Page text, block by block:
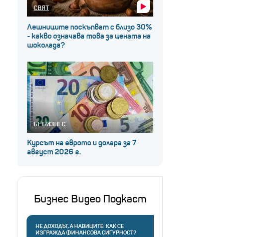
СВЯТ
Лешниците поскъпват с близо 30%
- какво означава това за цената на
шоколада?
БГ БИЗНЕС
Курсът на еврото и долара за 7
август 2026 г.
Бизнес Видео Подкаст
НЕ ДОХОДЪТ, А НАВИЦИТЕ: КАК СЕ
ИЗГРАЖДА ФИНАНСОВА СИГУРНОСТ?